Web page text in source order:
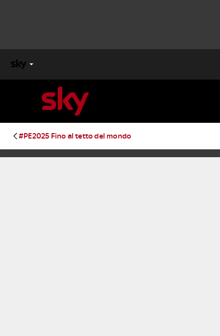
PECHINO
#PE2025 Fino al tetto del mondo